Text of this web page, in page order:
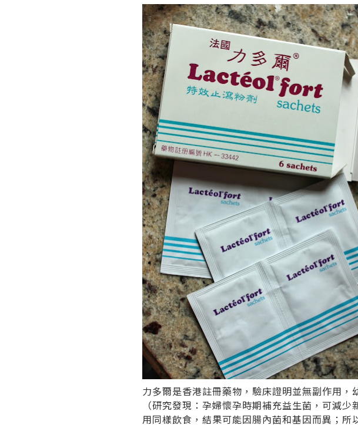
力多爾是香港註冊藥物，驗床證明並無副作用
（研究發現：孕婦懷孕時期補充益生菌，可減
用同樣飲食，結果可能因腸內菌和基因而異；